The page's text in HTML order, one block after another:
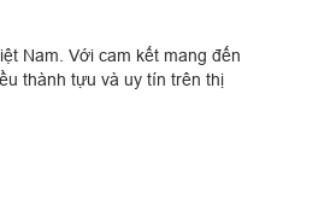
Nam. Với cam kết mang đến
thành tựu và uy tín trên thị